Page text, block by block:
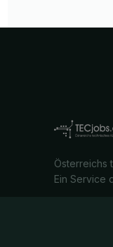
Österreichs
Ein Service